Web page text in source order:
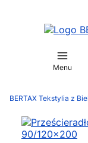
Menu
BERTAX Tekstylia z